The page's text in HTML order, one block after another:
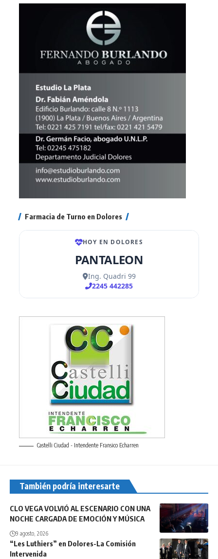
Farmacia de Turno en Dolores
Castelli Ciudad - Intendente Fransico Echarren
También podría interesarte
CLO VEGA VOLVIÓ AL ESCENARIO CON UNA
NOCHE CARGADA DE EMOCIÓN Y MÚSICA
9 agosto, 2026
“Les Luthiers” en Dolores-La Comisión
Intervenida